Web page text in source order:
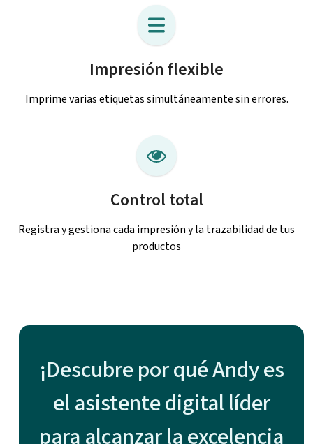
Impresión flexible
Imprime varias etiquetas simultáneamente sin errores.
Control total
Registra y gestiona cada impresión y la trazabilidad de tus
productos
¡Descubre por qué Andy es
el asistente digital líder
para alcanzar la excelencia